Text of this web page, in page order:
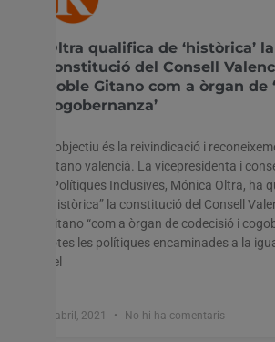
Oltra qualifica de ‘històrica’ la
constitució del Consell
Poble Gitano com a òrgan de
cogobernanza’
L’objectiu és la reivindicació i
gitano valencià. La vicepresidenta i
i Polítiques Inclusives, Mónica Oltra, ha
“històrica” la constitució del Consell
Gitano “com a òrgan de codecisió i
totes les polítiques encaminades a la
del
8 abril, 2021 No hi ha comentaris